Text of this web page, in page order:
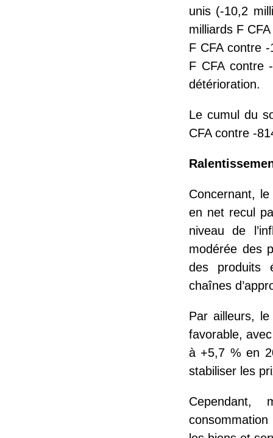
unis (-10,2
milliards F
F CFA contre
F CFA contre
détérioration.
Le cumul du
CFA contre -
Concernant,
en net recul
niveau de
modérée des
des produits
chaînes
Par ailleurs,
favorable,
à +5,7 % en
stabiliser les